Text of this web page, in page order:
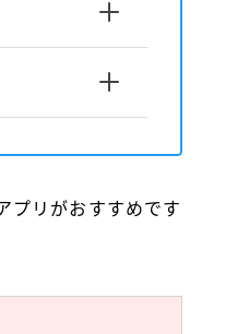
プリがおすすめです